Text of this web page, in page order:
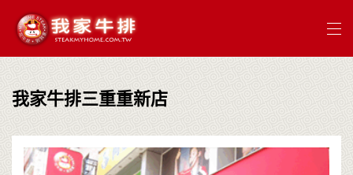
我家牛排三重重新店